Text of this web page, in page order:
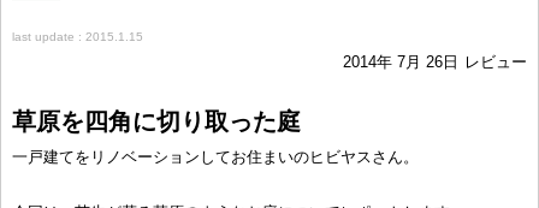
last update : 2015.1.15
2014年 7月 26日 レビュー
草原を四角に切り取った庭
一戸建てをリノベーションしてお住まいのヒビヤスさん。